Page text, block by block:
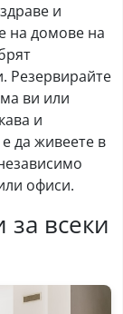
и
на домове на
Резервирайте
ви или
и
да живеете в
офиси.
за всеки